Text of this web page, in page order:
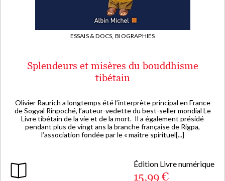
ESSAIS & DOCS, BIOGRAPHIES
Splendeurs et misères du bouddhisme
tibétain
Olivier Raurich a longtemps été l’interprète principal en France
de Sogyal Rinpoché, l’auteur-vedette du best-seller mondial Le
Livre tibétain de la vie et de la mort. Il a également présidé
pendant plus de vingt ans la branche française de Rigpa,
l’association fondée par le « maître spirituel[...]
Édition Livre numérique
15,99 €